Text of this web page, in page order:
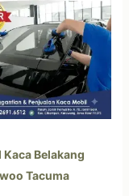
Kaca Belakang
Tacuma